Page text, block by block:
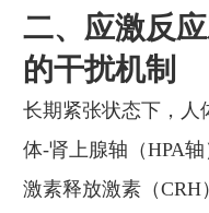
二、应激反
的干扰机制
长期紧张状态下，人
体-肾上腺轴（HPA
激素释放激素（